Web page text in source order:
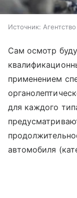
Источник:
Сам осмотр
применением
для каждого
автомобиля